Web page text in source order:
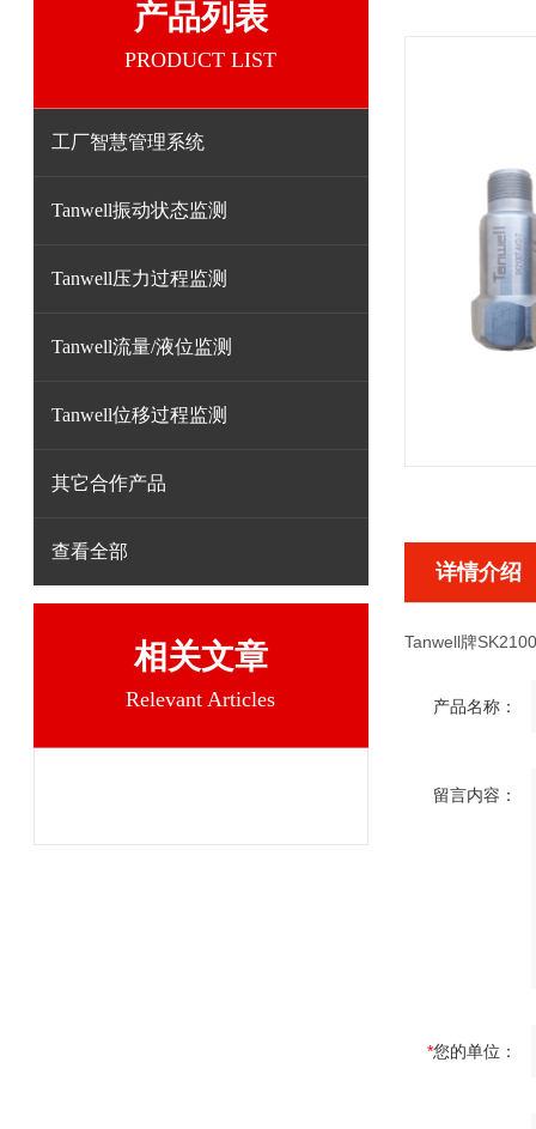
产品列表
PRODUCT LIST
工厂智慧管理系统
Tanwell振动状态监测
Tanwell压力过程监测
Tanwell流量/液位监测
Tanwell位移过程监测
其它合作产品
查看全部
相关文章
Relevant Articles
详情介绍
Tanwell牌
产品名称：
留言内容：
*您的单位：